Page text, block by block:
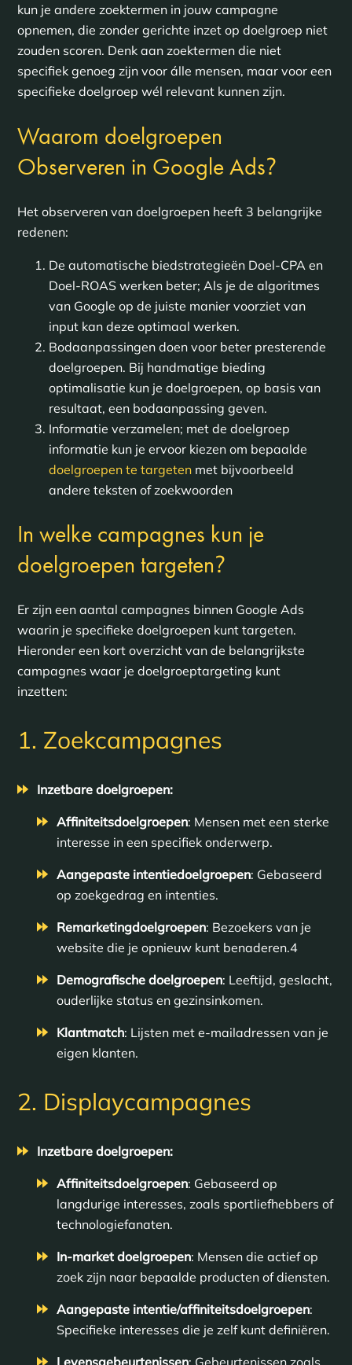
kun je andere zoektermen in jouw campagne
opnemen, die zonder gerichte inzet op doelgroep niet
zouden scoren. Denk aan zoektermen die niet
specifiek genoeg zijn voor álle mensen, maar voor een
specifieke doelgroep wél relevant kunnen zijn.
Waarom doelgroepen
Observeren in Google Ads?
Het observeren van doelgroepen heeft 3 belangrijke
redenen:
De automatische biedstrategieën Doel-CPA en
Doel-ROAS werken beter; Als je de algoritmes
van Google op de juiste manier voorziet van
input kan deze optimaal werken.
Bodaanpassingen doen voor beter presterende
doelgroepen. Bij handmatige bieding
optimalisatie kun je doelgroepen, op basis van
resultaat, een bodaanpassing geven.
Informatie verzamelen; met de doelgroep
informatie kun je ervoor kiezen om bepaalde
doelgroepen te targetenmet bijvoorbeeld
andere teksten of zoekwoorden
In welke campagnes kun je
doelgroepen targeten?
Er zijn een aantal campagnes binnen Google Ads
waarin je specifieke doelgroepen kunt targeten.
Hieronder een kort overzicht van de belangrijkste
campagnes waar je doelgroeptargeting kunt
inzetten:
1. Zoekcampagnes
Inzetbare doelgroepen:
Affiniteitsdoelgroepen: Mensen met een sterke
interesse in een specifiek onderwerp.
Aangepaste intentiedoelgroepen: Gebaseerd
op zoekgedrag en intenties.
Remarketingdoelgroepen: Bezoekers van je
website die je opnieuw kunt benaderen.4
Demografische doelgroepen: Leeftijd, geslacht,
ouderlijke status en gezinsinkomen.
Klantmatch: Lijsten met e-mailadressen van je
eigen klanten.
2. Displaycampagnes
Inzetbare doelgroepen:
Affiniteitsdoelgroepen: Gebaseerd op
langdurige interesses, zoals sportliefhebbers of
technologiefanaten.
In-market doelgroepen: Mensen die actief op
zoek zijn naar bepaalde producten of diensten.
Aangepaste intentie/affiniteitsdoelgroepen:
Specifieke interesses die je zelf kunt definiëren.